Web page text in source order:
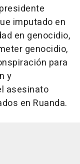
imputado en
en genocidio,
genocidio,
para
y
asesinato
en Ruanda.